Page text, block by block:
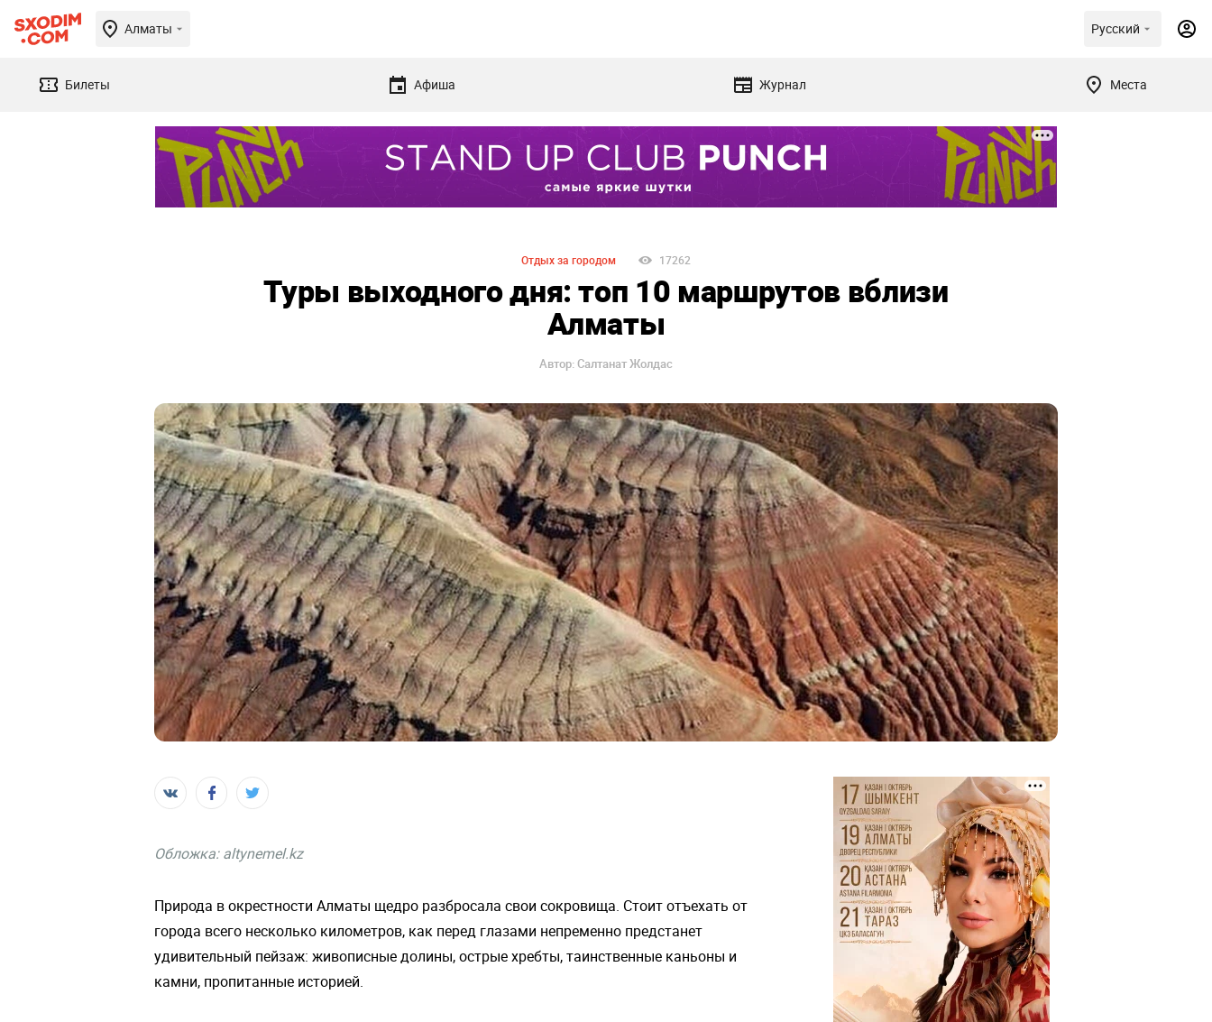
Алматы Русский
Билеты Афиша Журнал Места
Отдых за городом 17262
Туры выходного дня: топ 10 маршрутов вблизи
Алматы
Автор: Салтанат Жолдас
Обложка:altynemel.kz
Природа в окрестности Алматы щедро разбросала свои сокровища. Стоит отъехать от
города всего несколько километров, как перед глазами непременно предстанет
удивительный пейзаж: живописные долины, острые хребты, таинственные каньоны и
камни, пропитанные историей.